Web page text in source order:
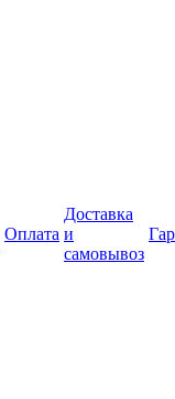
Оплата
Доставка
и
самовывоз